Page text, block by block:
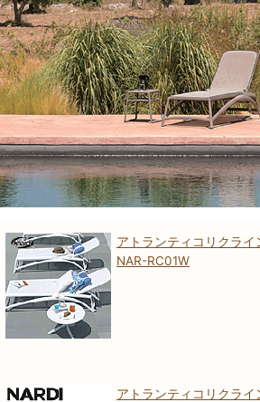
アトランティコリクラ
NAR-RC01W
アトランティコリクラ